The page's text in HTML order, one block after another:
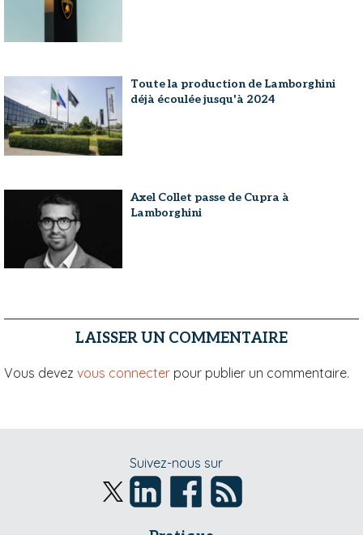
Toute la production de Lamborghini
déjà écoulée jusqu'à 2024
Axel Collet passe de Cupra à
Lamborghini
LAISSER UN COMMENTAIRE
Vous devez vous connecter pour publier un commentaire.
Suivez-nous sur